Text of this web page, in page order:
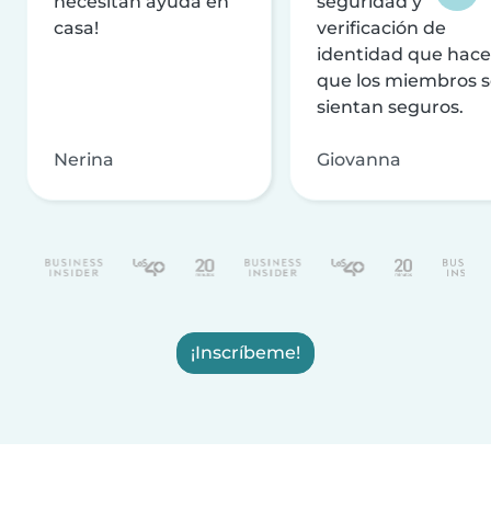
casa!
Nerina
verificación de
identidad que
que los miembros
sientan seguros.
Giovanna
¡Inscríbeme!